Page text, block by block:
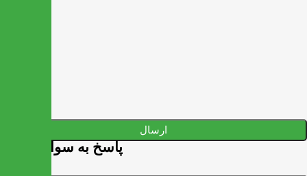
ارسال
پاسخ به سوالات شما